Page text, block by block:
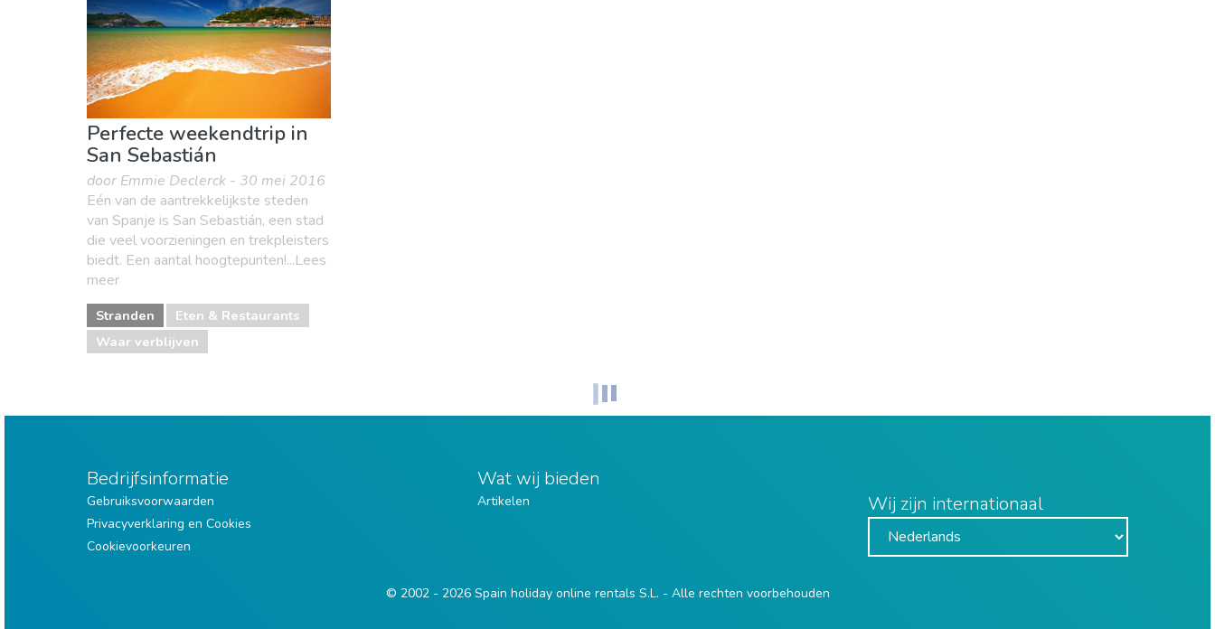
Perfecte weekendtrip in
San Sebastián
door Emmie Declerck - 30 mei 2016
Eén van de aantrekkelijkste steden
van Spanje is San Sebastián, een stad
die veel voorzieningen en trekpleisters
biedt. Een aantal hoogtepunten!...Lees
meer
Stranden
Eten & Restaurants
Waar verblijven
Bedrijfsinformatie
Gebruiksvoorwaarden
Privacyverklaring en Cookies
Cookievoorkeuren
Wat wij bieden
Artikelen Wij zijn internationaal
© 2002 - 2026 Spain holiday online rentals S.L. - Alle rechten voorbehouden